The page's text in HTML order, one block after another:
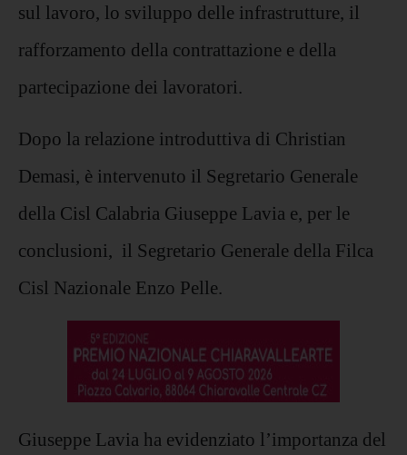
sul lavoro, lo sviluppo delle infrastrutture, il
rafforzamento della contrattazione e della
partecipazione dei lavoratori.
Dopo la relazione introduttiva di Christian
Demasi, è intervenuto il Segretario Generale
della Cisl Calabria Giuseppe Lavia e, per le
conclusioni, il Segretario Generale della Filca
Cisl Nazionale Enzo Pelle.
Giuseppe Lavia ha evidenziato l’importanza del